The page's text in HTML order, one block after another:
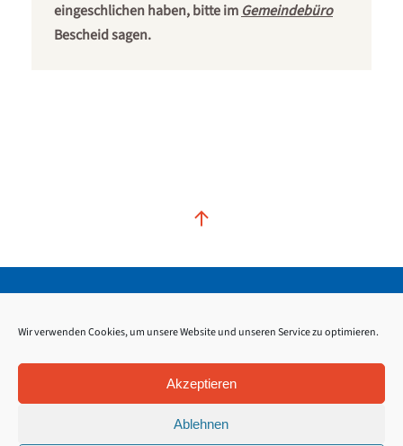
Wir verwenden Cookies, um unsere Website und unseren Service zu optimieren.
Akzeptieren
Ablehnen
eingeschlichen haben, bitte im Gemeindebüro
Bescheid sagen.